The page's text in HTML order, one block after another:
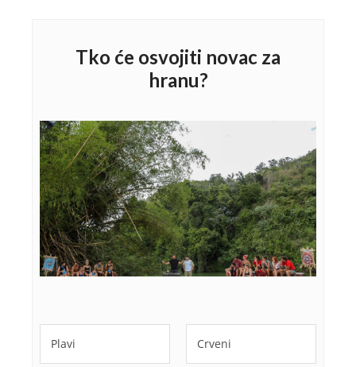
Tko će osvojiti novac za
hranu?
Plavi Crveni